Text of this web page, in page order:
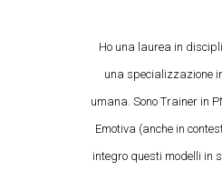
Ho una laurea in
una specializzazione
umana. Sono Trainer in
Emotiva (anche in
integro questi modelli in